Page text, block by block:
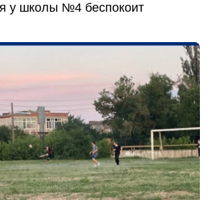
у школы №4 беспокоит